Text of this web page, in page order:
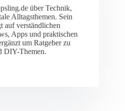
über Technik,
Alltagsthemen. Sein
auf verständlichen
Apps und praktischen
um Ratgeber zu
DIY-Themen.